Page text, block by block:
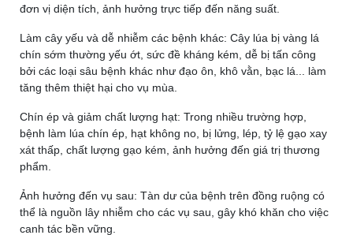
đơn vị diện tích, ảnh hưởng trực tiếp đến năng suất.
Làm cây yếu và dễ nhiễm các bệnh khác: Cây lúa bị vàng lá
chín sớm thường yếu ớt, sức đề kháng kém, dễ bị tấn công
bởi các loại sâu bệnh khác như đạo ôn, khô vằn, bạc lá... làm
tăng thêm thiệt hại cho vụ mùa.
Chín ép và giảm chất lượng hạt: Trong nhiều trường hợp,
bệnh làm lúa chín ép, hạt không no, bị lửng, lép, tỷ lệ gạo xay
xát thấp, chất lượng gạo kém, ảnh hưởng đến giá trị thương
phẩm.
Ảnh hưởng đến vụ sau: Tàn dư của bệnh trên đồng ruộng có
thể là nguồn lây nhiễm cho các vụ sau, gây khó khăn cho việc
canh tác bền vững.